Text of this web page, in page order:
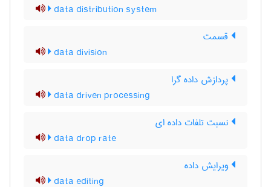
data distribution system
قسمت
data division
پردازش داده گرا
data driven processing
نسبت تلفات داده ای
data drop rate
ویرایش داده
data editing